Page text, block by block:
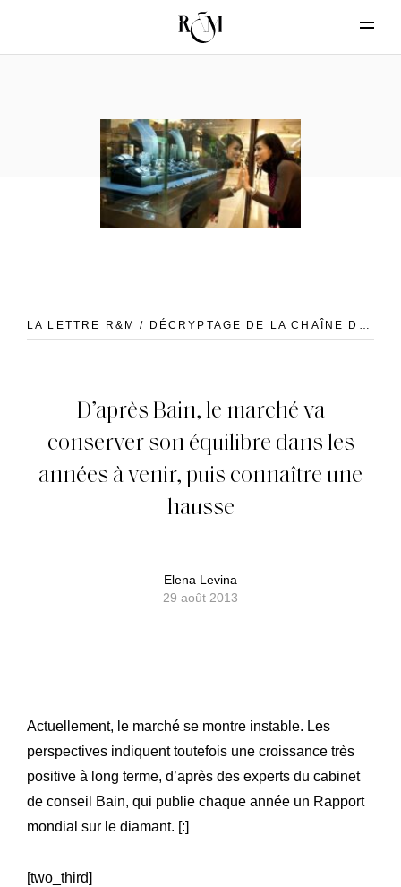
D’après Bain, le marché va
conserver son équilibre dans les
années à venir, puis connaître une
hausse
Elena Levina
29 août 2013
Actuellement, le marché se montre instable. Les
perspectives indiquent toutefois une croissance très
positive à long terme, d’après des experts du cabinet
de conseil Bain, qui publie chaque année un Rapport
mondial sur le diamant. [:]
[two_third]